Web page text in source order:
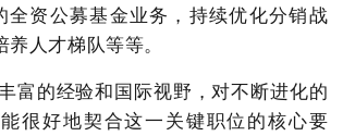
全资公募基金业务，持续优化分销战
人才梯队等等。
富的经验和国际视野，对不断进化的
很好地契合这一关键职位的核心要